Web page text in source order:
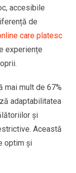
accesibile
de
care platesc
experiențe
mai mult de 67%
adaptabilitatea
și
Această
optim și